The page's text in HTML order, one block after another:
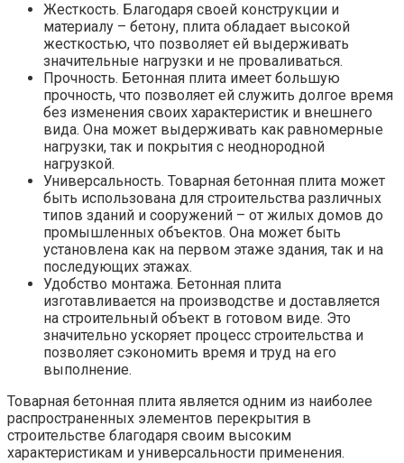
Жесткость. Благодаря своей конструкции и
материалу – бетону, плита обладает высокой
жесткостью, что позволяет ей выдерживать
значительные нагрузки и не проваливаться.
Прочность. Бетонная плита имеет большую
прочность, что позволяет ей служить долгое время
без изменения своих характеристик и внешнего
вида. Она может выдерживать как равномерные
нагрузки, так и покрытия с неоднородной
нагрузкой.
Универсальность. Товарная бетонная плита может
быть использована для строительства различных
типов зданий и сооружений – от жилых домов до
промышленных объектов. Она может быть
установлена как на первом этаже здания, так и на
последующих этажах.
Удобство монтажа. Бетонная плита
изготавливается на производстве и доставляется
на строительный объект в готовом виде. Это
значительно ускоряет процесс строительства и
позволяет сэкономить время и труд на его
выполнение.
Товарная бетонная плита является одним из наиболее
распространенных элементов перекрытия в
строительстве благодаря своим высоким
характеристикам и универсальности применения.